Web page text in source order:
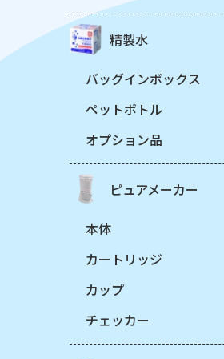
精製水
バッグインボックス
ペットボトル
オプション品
ピュアメーカー
本体
カートリッジ
カップ
チェッカー